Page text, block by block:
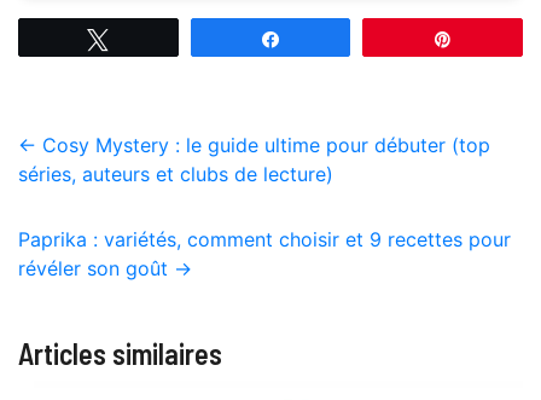
← Cosy Mystery : le guide ultime pour débuter (top
séries, auteurs et clubs de lecture)
Paprika : variétés, comment choisir et 9 recettes pour
révéler son goût →
Articles similaires